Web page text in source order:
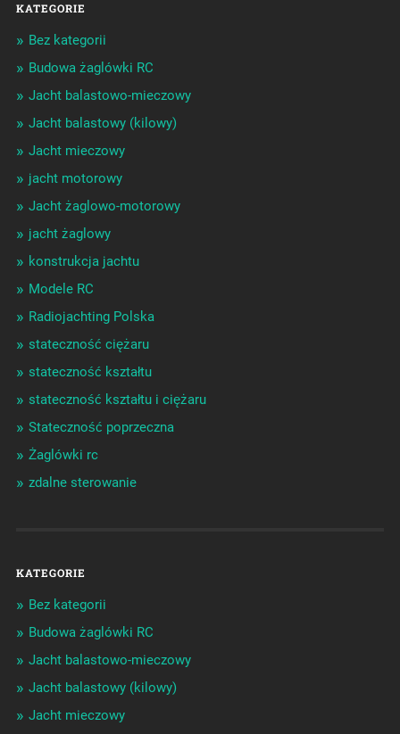
KATEGORIE
Bez kategorii
Budowa żaglówki RC
Jacht balastowo-mieczowy
Jacht balastowy (kilowy)
Jacht mieczowy
jacht motorowy
Jacht żaglowo-motorowy
jacht żaglowy
konstrukcja jachtu
Modele RC
Radiojachting Polska
stateczność ciężaru
stateczność kształtu
stateczność kształtu i ciężaru
Stateczność poprzeczna
Żaglówki rc
zdalne sterowanie
KATEGORIE
Bez kategorii
Budowa żaglówki RC
Jacht balastowo-mieczowy
Jacht balastowy (kilowy)
Jacht mieczowy